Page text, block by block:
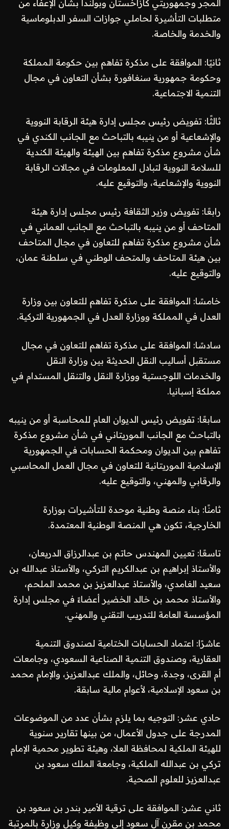
المجر وجمهوريتي كازاخستان وبولندا بشأن الإعفاء من
متطلبات التأشيرة لحاملي جوازات السفر الدبلوماسية
والخدمة والخاصة.
ثانيًا: الموافقة على مذكرة تفاهم بين حكومة المملكة
وحكومة جمهورية سنغافورة بشأن التعاون في مجال
التنمية الاجتماعية.
ثالثًا: تفويض رئيس مجلس إدارة هيئة الرقابة النووية
والإشعاعية أو من ينيبه بالتباحث مع الجانب الكندي في
شأن مشروع مذكرة تفاهم بين الهيئة والهيئة الكندية
للسلامة النووية لتبادل المعلومات في مجالات الرقابة
النووية والإشعاعية، والتوقيع عليه.
رابعًا: تفويض وزير الثقافة رئيس مجلس إدارة هيئة
المتاحف أو من ينيبه بالتباحث مع الجانب العماني في
شأن مشروع مذكرة تفاهم للتعاون في مجال المتاحف
بين هيئة المتاحف والمتحف الوطني في سلطنة عمان،
والتوقيع عليه.
خامسًا: الموافقة على مذكرة تفاهم للتعاون بين وزارة
العدل في المملكة ووزارة العدل في الجمهورية التركية.
سادسًا: الموافقة على مذكرة تفاهم للتعاون في مجال
مستقبل أساليب النقل الحديثة بين وزارة النقل
والخدمات اللوجستية ووزارة النقل والتنقل المستدام في
مملكة إسبانيا.
سابعًا: تفويض رئيس الديوان العام للمحاسبة أو من ينيبه
بالتباحث مع الجانب الموريتاني في شأن مشروع مذكرة
تفاهم بين الديوان ومحكمة الحسابات في الجمهورية
الإسلامية الموريتانية للتعاون في مجال العمل المحاسبي
والرقابي والمهني، والتوقيع عليه.
ثامنًا: بناء منصة وطنية موحدة للتأشيرات بوزارة
الخارجية، تكون هي المنصة الوطنية المعتمدة.
تاسعًا: تعيين المهندس حاتم بن عبدالرزاق الدريعان،
والأستاذ إبراهيم بن عبدالكريم التركي، والأستاذ عبدالله بن
سعيد الغامدي، والأستاذ عبدالعزيز بن محمد الملحم،
والأستاذ محمد بن خالد الخضير أعضاءً في مجلس إدارة
المؤسسة العامة للتدريب التقني والمهني.
عاشرًا: اعتماد الحسابات الختامية لصندوق التنمية
العقارية، وصندوق التنمية الصناعية السعودي، وجامعات
أم القرى، وجدة، وحائل، والملك عبدالعزيز، والإمام محمد
بن سعود الإسلامية، لأعوام مالية سابقة.
حادي عشر: التوجيه بما يلزم بشأن عدد من الموضوعات
المدرجة على جدول الأعمال، من بينها تقارير سنوية
للهيئة الملكية لمحافظة العلا، وهيئة تطوير محمية الإمام
تركي بن عبدالله الملكية، وجامعة الملك سعود بن
عبدالعزيز للعلوم الصحية.
ثاني عشر: الموافقة على ترقية الأمير بندر بن سعود بن
محمد بن مقرن آل سعود إلى وظيفة وكيل وزارة بالمرتبة